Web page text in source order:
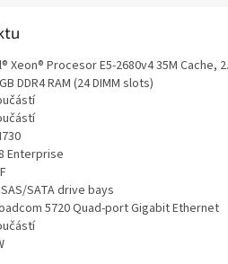
Xeon® Procesor E5-2680v4 35M Cache,
DDR4 RAM (24 DIMM slots)
Enterprise
SATA drive bays
5720 Quad-port Gigabit Ethernet